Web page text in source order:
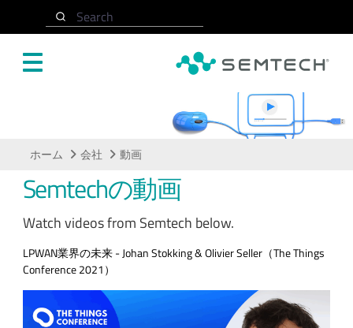
Search
ホーム 会社 動画
Semtechの動画
Watch videos from Semtech below.
LPWAN業界の未来 - Johan Stokking & Olivier Seller（The Things
Conference 2021）